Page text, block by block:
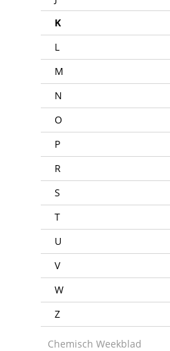
K
L
M
N
O
P
R
S
T
U
V
W
Z
Chemisch Weekblad